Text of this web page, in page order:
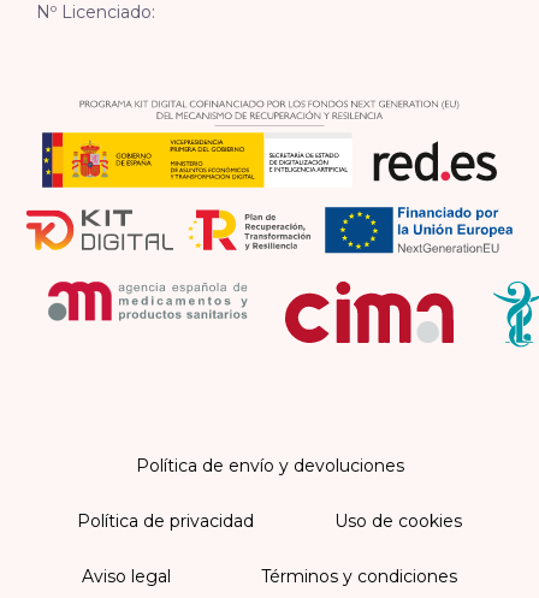
Nº Licenciado:
Política de envío y devoluciones
Política de privacidad Uso de cookies
Aviso legal Términos y condiciones